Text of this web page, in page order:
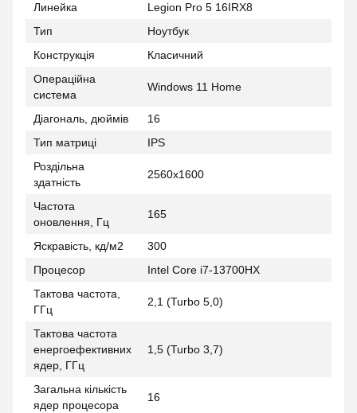
Линейка
Legion Pro 5 16IRX8
Тип
Ноутбук
Конструкція
Класичний
Операційна
система
Windows 11 Home
Діагональ, дюймів
16
Тип матриці
IPS
Роздільна
здатність
2560x1600
Частота
оновлення, Гц
165
Яскравість, кд/м2
300
Процесор
Intel Core i7-13700HX
Тактова частота,
ГГц
2,1 (Turbo 5,0)
Тактова частота
енергоефективних
ядер, ГГц
1,5 (Turbo 3,7)
Загальна кількість
ядер процесора
16